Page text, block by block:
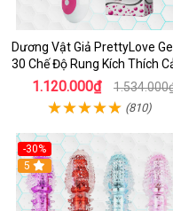
Dương Vật Giả PrettyLove
30 Chế Độ Rung Kích Thích
Biến Âm Thanh
1.120.000₫
(810)
-30%
Hot
5